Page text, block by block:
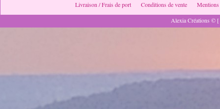
Livraison / Frais de port Conditions de vente
Mentions
Alexia Créations ©